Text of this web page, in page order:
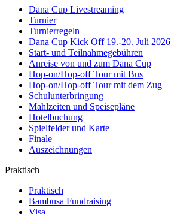
Dana Cup Livestreaming
Turnier
Turnierregeln
Dana Cup Kick Off 19.-20. Juli 2026
Start- und Teilnahmegebühren
Anreise von und zum Dana Cup
Hop-on/Hop-off Tour mit Bus
Hop-on/Hop-off Tour mit dem Zug
Schulunterbringung
Mahlzeiten und Speisepläne
Hotelbuchung
Spielfelder und Karte
Finale
Auszeichnungen
Praktisch
Praktisch
Bambusa Fundraising
Visa